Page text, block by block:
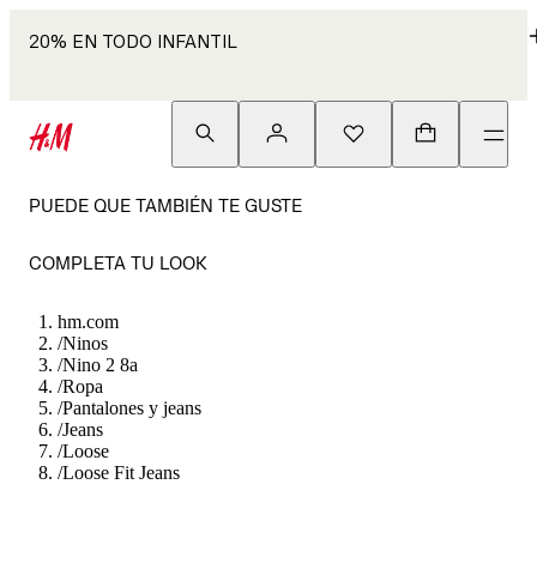
20% EN TODO INFANTIL
PUEDE QUE TAMBIÉN TE GUSTE
COMPLETA TU LOOK
hm.com
/Ninos
/Nino 2 8a
/Ropa
/Pantalones y jeans
/Jeans
/Loose
/Loose Fit Jeans